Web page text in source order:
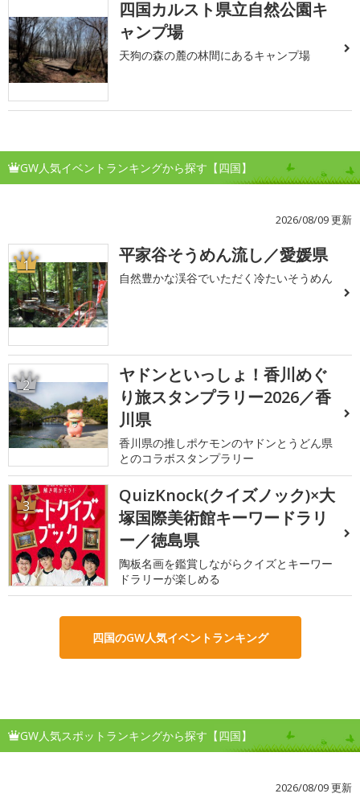
四国カルスト県立自然公園キ
ャンプ場
天狗の森の麓の林間にあるキャンプ場
GW人気イベントランキングから探す【四国】
2026/08/09 更新
1 平家谷そうめん流し／愛媛県
自然豊かな渓谷でいただく冷たいそうめん
2
ヤドンといっしょ！香川めぐ
り旅スタンプラリー2026／香
川県
香川県の推しポケモンのヤドンとうどん県
とのコラボスタンプラリー
3
QuizKnock(クイズノック)×大
塚国際美術館キーワードラリ
ー／徳島県
陶板名画を鑑賞しながらクイズとキーワー
ドラリーが楽しめる
四国のGW人気イベントランキング
GW人気スポットランキングから探す【四国】
2026/08/09 更新